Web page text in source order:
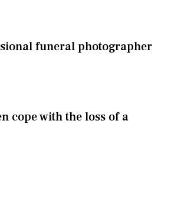
funeral photographer
cope with the loss of a